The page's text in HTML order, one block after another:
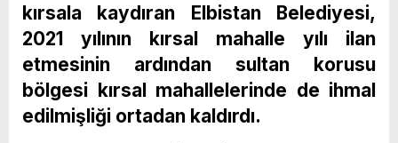
kırsala kaydıran Elbistan Belediyesi,
2021 yılının kırsal mahalle yılı ilan
etmesinin ardından sultan korusu
bölgesi kırsal mahallelerinde de ihmal
edilmişliği ortadan kaldırdı.